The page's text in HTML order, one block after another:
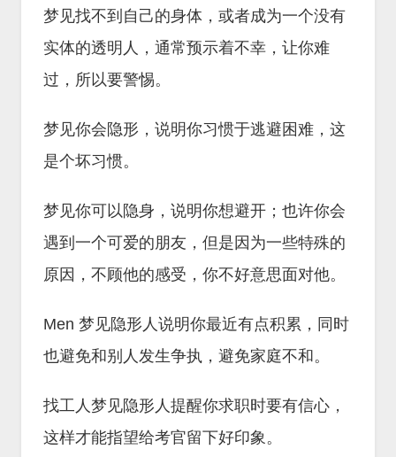
梦见找不到自己的身体，或者成为一个没有
实体的透明人，通常预示着不幸，让你难
过，所以要警惕。
梦见你会隐形，说明你习惯于逃避困难，这
是个坏习惯。
梦见你可以隐身，说明你想避开；也许你会
遇到一个可爱的朋友，但是因为一些特殊的
原因，不顾他的感受，你不好意思面对他。
Men 梦见隐形人说明你最近有点积累，同时
也避免和别人发生争执，避免家庭不和。
找工人梦见隐形人提醒你求职时要有信心，
这样才能指望给考官留下好印象。